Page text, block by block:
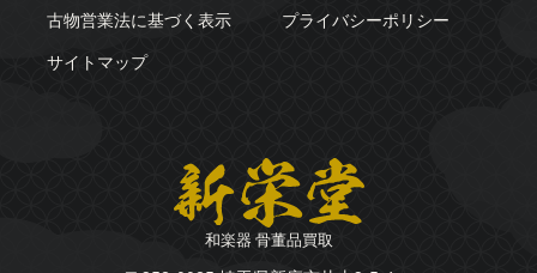
古物営業法に基づく表示
プライバシーポリシー
サイトマップ
和楽器 骨董品買取